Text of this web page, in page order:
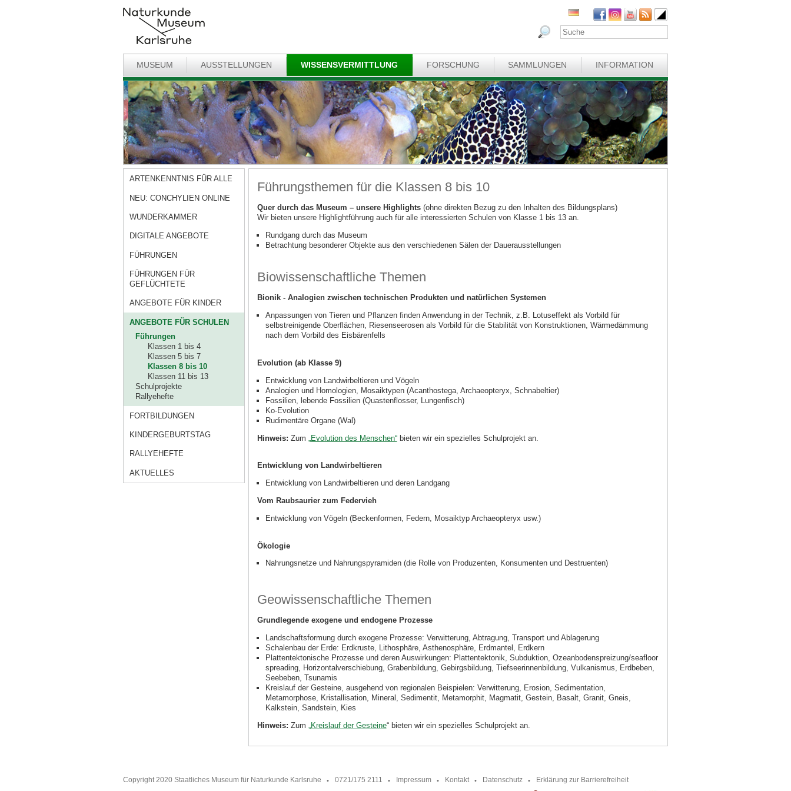
MUSEUM AUSSTELLUNGEN WISSENSVERMITTLUNG FORSCHUNG SAMMLUNGEN INFORMATION
ARTENKENNTNIS FÜR ALLE
NEU: CONCHYLIEN ONLINE
WUNDERKAMMER
DIGITALE ANGEBOTE
FÜHRUNGEN
FÜHRUNGEN FÜR
GEFLÜCHTETE
ANGEBOTE FÜR KINDER
ANGEBOTE FÜR SCHULEN
Führungen
Klassen 1 bis 4
Klassen 5 bis 7
Klassen 8 bis 10
Klassen 11 bis 13
Schulprojekte
Rallyehefte
FORTBILDUNGEN
KINDERGEBURTSTAG
RALLYEHEFTE
AKTUELLES
Führungsthemen für die Klassen 8 bis 10
Quer durch das Museum – unsere Highlights (ohne direkten Bezug zu den Inhalten des Bildungsplans)
Wir bieten unsere Highlightführung auch für alle interessierten Schulen von Klasse 1 bis 13 an.
Rundgang durch das Museum
Betrachtung besonderer Objekte aus den verschiedenen Sälen der Dauerausstellungen
Biowissenschaftliche Themen
Bionik - Analogien zwischen technischen Produkten und natürlichen Systemen
Anpassungen von Tieren und Pflanzen finden Anwendung in der Technik, z.B. Lotuseffekt als Vorbild für
selbstreinigende Oberflächen, Riesenseerosen als Vorbild für die Stabilität von Konstruktionen, Wärmedämmung
nach dem Vorbild des Eisbärenfells
Evolution (ab Klasse 9)
Entwicklung von Landwirbeltieren und Vögeln
Analogien und Homologien, Mosaiktypen (Acanthostega, Archaeopteryx, Schnabeltier)
Fossilien, lebende Fossilien (Quastenflosser, Lungenfisch)
Ko-Evolution
Rudimentäre Organe (Wal)
Hinweis: Zum „Evolution des Menschen“bieten wir ein spezielles Schulprojekt an.
Entwicklung von Landwirbeltieren
Entwicklung von Landwirbeltieren und deren Landgang
Vom Raubsaurier zum Federvieh
Entwicklung von Vögeln (Beckenformen, Federn, Mosaiktyp Archaeopteryx usw.)
Ökologie
Nahrungsnetze und Nahrungspyramiden (die Rolle von Produzenten, Konsumenten und Destruenten)
Geowissenschaftliche Themen
Grundlegende exogene und endogene Prozesse
Landschaftsformung durch exogene Prozesse: Verwitterung, Abtragung, Transport und Ablagerung
Schalenbau der Erde: Erdkruste, Lithosphäre, Asthenosphäre, Erdmantel, Erdkern
Plattentektonische Prozesse und deren Auswirkungen: Plattentektonik, Subduktion, Ozeanbodenspreizung/seafloor
spreading, Horizontalverschiebung, Grabenbildung, Gebirgsbildung, Tiefseerinnenbildung, Vulkanismus, Erdbeben,
Seebeben, Tsunamis
Kreislauf der Gesteine, ausgehend von regionalen Beispielen: Verwitterung, Erosion, Sedimentation,
Metamorphose, Kristallisation, Mineral, Sedimentit, Metamorphit, Magmatit, Gestein, Basalt, Granit, Gneis,
Kalkstein, Sandstein, Kies
Hinweis: Zum „Kreislauf der Gesteine“ bieten wir ein spezielles Schulprojekt an.
Copyright 2020 Staatliches Museum für Naturkunde Karlsruhe 0721/175 2111 Impressum Kontakt Datenschutz Erklärung zur Barrierefreiheit